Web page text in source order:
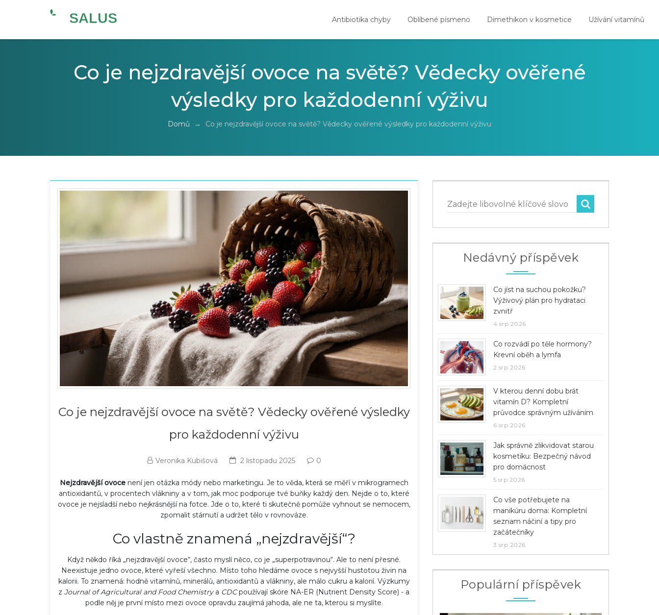
Antibiotika chyby Oblíbené písmeno Dimethikon v kosmetice Užívání vitamínů
Co je nejzdravější ovoce na světě? Vědecky ověřené
výsledky pro každodenní výživu
Domů → Co je nejzdravější ovoce na světě? Vědecky ověřené výsledky pro každodenní výživu
Co je nejzdravější ovoce na světě? Vědecky ověřené výsledky
pro každodenní výživu
Veronika Kubišová 2 listopadu 2025 0
Nejzdravější ovocenení jen otázka módy nebo marketingu. Je to věda, která se měří v mikrogramech
antioxidantů, v procentech vlákniny a v tom, jak moc podporuje tvé buňky každý den. Nejde o to, které
ovoce je nejsladší nebo nejkrásnější na fotce. Jde o to, které ti skutečně pomůže vyhnout se nemocem,
zpomalit stárnutí a udržet tělo v rovnováze.
Co vlastně znamená „nejzdravější“?
Když někdo říká „nejzdravější ovoce“, často myslí něco, co je „superpotravinou“. Ale to není přesné.
Neexistuje jedno ovoce, které vyřeší všechno. Místo toho hledáme ovoce s nejvyšší hustotou živin na
kalorii. To znamená: hodně vitamínů, minerálů, antioxidantů a vlákniny, ale málo cukru a kalorií. Výzkumy
z Journal of Agricultural and Food Chemistrya CDCpoužívají skóre NA-ER (Nutrient Density Score) - a
podle něj je první místo mezi ovoce opravdu zaujímá jahoda, ale ne ta, kterou si myslíte.
Zadejte libovolné klíčové slovo
Nedávný příspěvek
Co jíst na suchou pokožku?
Výživový plán pro hydrataci
zvnitř
4 srp 2026
Co rozvádí po těle hormony?
Krevní oběh a lymfa
2 srp 2026
V kterou denní dobu brát
vitamín D? Kompletní
průvodce správným užíváním
6 srp 2026
Jak správně zlikvidovat starou
kosmetiku: Bezpečný návod
pro domácnost
5 srp 2026
Co vše potřebujete na
manikúru doma: Kompletní
seznam náčiní a tipy pro
začátečníky
3 srp 2026
Populární příspěvek